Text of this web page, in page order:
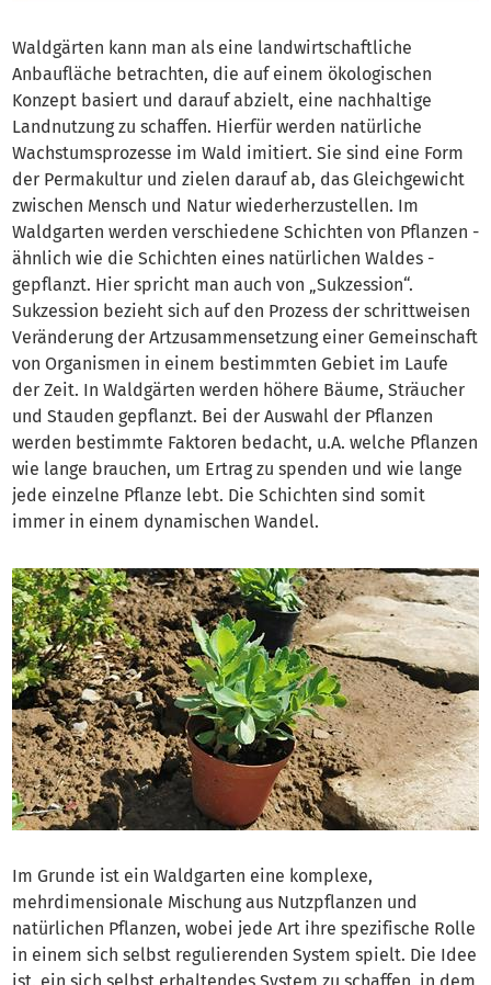
Waldgärten kann man als eine landwirtschaftliche
Anbaufläche betrachten, die auf einem ökologischen
Konzept basiert und darauf abzielt, eine nachhaltige
Landnutzung zu schaffen. Hierfür werden natürliche
Wachstumsprozesse im Wald imitiert. Sie sind eine Form
der Permakultur und zielen darauf ab, das Gleichgewicht
zwischen Mensch und Natur wiederherzustellen. Im
Waldgarten werden verschiedene Schichten von Pflanzen -
ähnlich wie die Schichten eines natürlichen Waldes -
gepflanzt. Hier spricht man auch von „Sukzession“.
Sukzession bezieht sich auf den Prozess der schrittweisen
Veränderung der Artzusammensetzung einer Gemeinschaft
von Organismen in einem bestimmten Gebiet im Laufe
der Zeit. In Waldgärten werden höhere Bäume, Sträucher
und Stauden gepflanzt. Bei der Auswahl der Pflanzen
werden bestimmte Faktoren bedacht, u.A. welche Pflanzen
wie lange brauchen, um Ertrag zu spenden und wie lange
jede einzelne Pflanze lebt. Die Schichten sind somit
immer in einem dynamischen Wandel.
Im Grunde ist ein Waldgarten eine komplexe,
mehrdimensionale Mischung aus Nutzpflanzen und
natürlichen Pflanzen, wobei jede Art ihre spezifische Rolle
in einem sich selbst regulierenden System spielt. Die Idee